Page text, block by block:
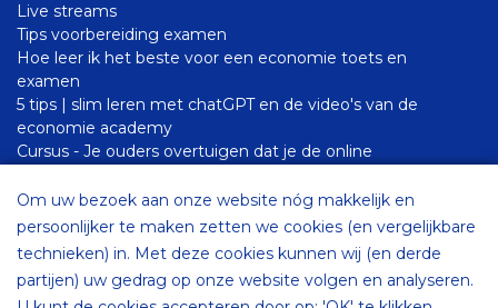
Om uw bezoek aan onze website nóg makkelijk en
persoonlijker te maken zetten we cookies (en vergelijkbare
technieken) in. Met deze cookies kunnen wij (en derde
partijen) uw gedrag op onze website volgen en analyseren.
Live streams
Tips voorbereiding examen
Hoe leer ik het beste voor een economie toets en
examen
5 tips | slim leren met chatGPT en de video's van de
economie academy
Cursus - Je ouders overtuigen dat je de online
Hoe help ik als ouder mijn kind met het leren voor een
economie toets of examen
10 tips voor je PWS
Staatsexamen
YouTube docenten